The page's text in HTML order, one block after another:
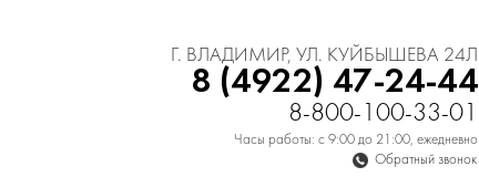
Г. ВЛАДИМИР, УЛ. КУЙБЫШЕВА 24Л
8 (4922) 47-24-44
8-800-100-33-01
Часы работы: с 9:00 до 21:00, ежедневно
Обратный звонок